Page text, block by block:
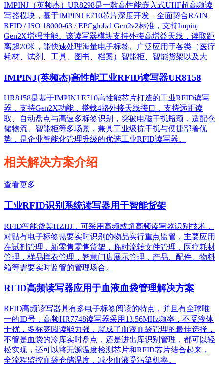
IMPINJ（英频杰）UR8298是一款高性能嵌入式UHF超高频读
写器模块，基于IMPINJ E710芯片深度开发，全面契合RAIN
RFID / ISO 18000-63 / EPCglobal Gen2v2标准，支持Impinj
Gen2X增强性能。该读写器模块支持外接高增益天线，读取距
离超20米，能快速处理海量电子标签。广泛应用于各类（医疗
耗材、试剂、工具、图书、档案）智能柜、智能货架以及大
IMPINJ(英频杰)高性能工业RFID读写器UR8158
UR8158是基于IMPINJ E710高性能芯片打造的工业RFID读写
器，支持Gen2X功能，搭载4路外接天线接口，支持远距读
取、自动盘点与高速多标签识别，突破电磁干扰瓶颈，适配仓
储物流、智能柜等多场景，兼具工业级抗干扰与便捷部署优
势，是企业智能化管理升级的优选工业RFID读写器。
相关解决方案介绍
查看更多
工业RFID识别系统读写器用于智能货架
RFID智能货架HZHJ，可采用高频或超高频读写器识别技术，
对贴有电子标签需要实时识别的物品实行重点监管，主要应用
在试剂管理，新零售零售货架，临时流转文件管理，医疗耗材
管理，样品样衣管理，智慧门店展示管理，产品、配件、物料
箱等需要实时监管的管理场合。
RFID高频读写器应用于血液血袋管理解决方案
RFID高频读写器具有多电子标签阅读的特点，并且有全球唯
一的ID号，高频HR7748读写器采用13.56MHz频率，不受液体
干扰，多标签阅读能力强，就成了血液血袋管理的最佳选择，
不管是血袋的冷库实时盘点，还是进出库识别管理，都可以轻
松实现，还可以将无源温度检测芯片和RFID芯片结合起来，
全流程监控血袋仓储温度，减少血液受污染机率。